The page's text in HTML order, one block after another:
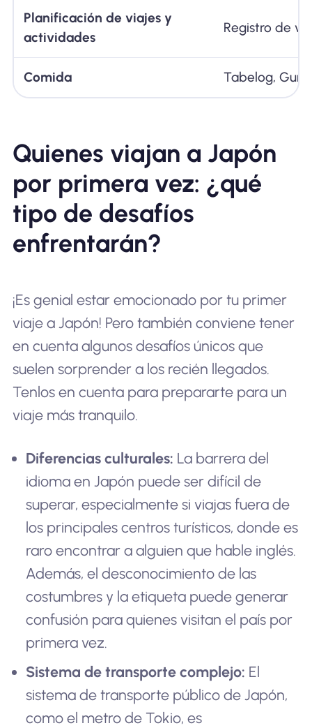
Planificación de viajes y
actividades
Registro de
Comida Tabelog,
Quienes viajan a Japón
por primera vez: ¿qué
tipo de desafíos
enfrentarán?
¡Es genial estar emocionado por tu primer
viaje a Japón! Pero también conviene tener
en cuenta algunos desafíos únicos que
suelen sorprender a los recién llegados.
Tenlos en cuenta para prepararte para un
viaje más tranquilo.
Diferencias culturales: La barrera del
idioma en Japón puede ser difícil de
superar, especialmente si viajas fuera de
los principales centros turísticos, donde es
raro encontrar a alguien que hable inglés.
Además, el desconocimiento de las
costumbres y la etiqueta puede generar
confusión para quienes visitan el país por
primera vez.
Sistema de transporte complejo: El
sistema de transporte público de Japón,
como el metro de Tokio, es